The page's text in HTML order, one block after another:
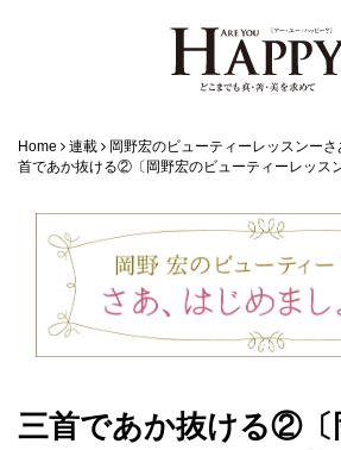
Home 連載 岡野宏のビューティーレッスンー
首であか抜ける②〔岡野宏のビューティーレッスン
三首であか抜ける②〔